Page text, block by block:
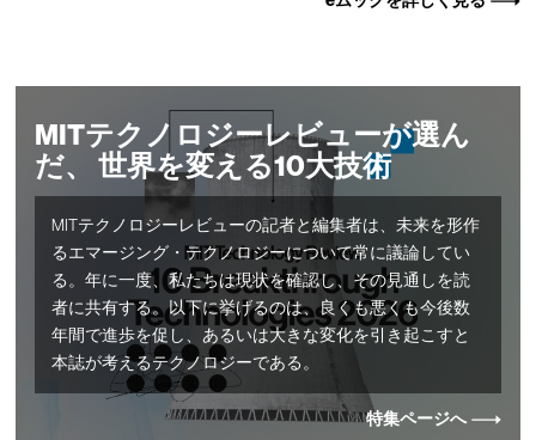
MITテクノロジーレビューが選ん
だ、 世界を変える10大技術
MITテクノロジーレビューの記者と編集者は、未来を形作
るエマージング・テクノロジーについて常に議論してい
る。年に一度、私たちは現状を確認し、その見通しを読
者に共有する。以下に挙げるのは、良くも悪くも今後数
年間で進歩を促し、あるいは大きな変化を引き起こすと
本誌が考えるテクノロジーである。
特集ページへ